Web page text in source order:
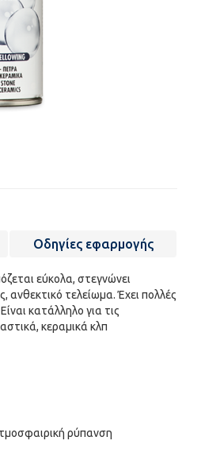
Οδηγίες εφαρμογής
εύκολα, στεγνώνει
ανθεκτικό τελείωμα. Έχει πολλές
κατάλληλο για τις
κεραμικά κλπ
ρύπανση